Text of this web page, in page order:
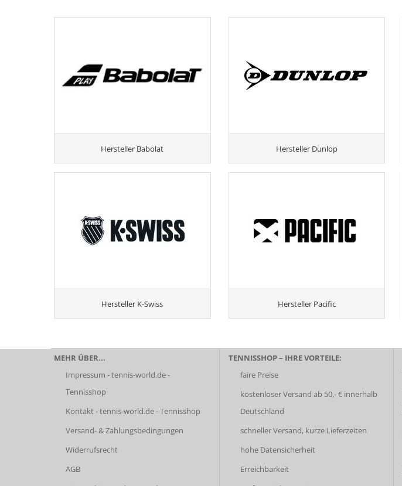
Hersteller Babolat Hersteller Dunlop
Hersteller K-Swiss Hersteller Pacific
MEHR ÜBER...
Impressum - tennis-world.de -
Tennisshop
Kontakt - tennis-world.de - Tennisshop
Versand- & Zahlungsbedingungen
Widerrufsrecht
AGB
TENNISSHOP – IHRE VORTEILE:
faire Preise
kostenloser Versand ab 50,- € innerhalb
Deutschland
schneller Versand, kurze Lieferzeiten
hohe Datensicherheit
Erreichbarkeit